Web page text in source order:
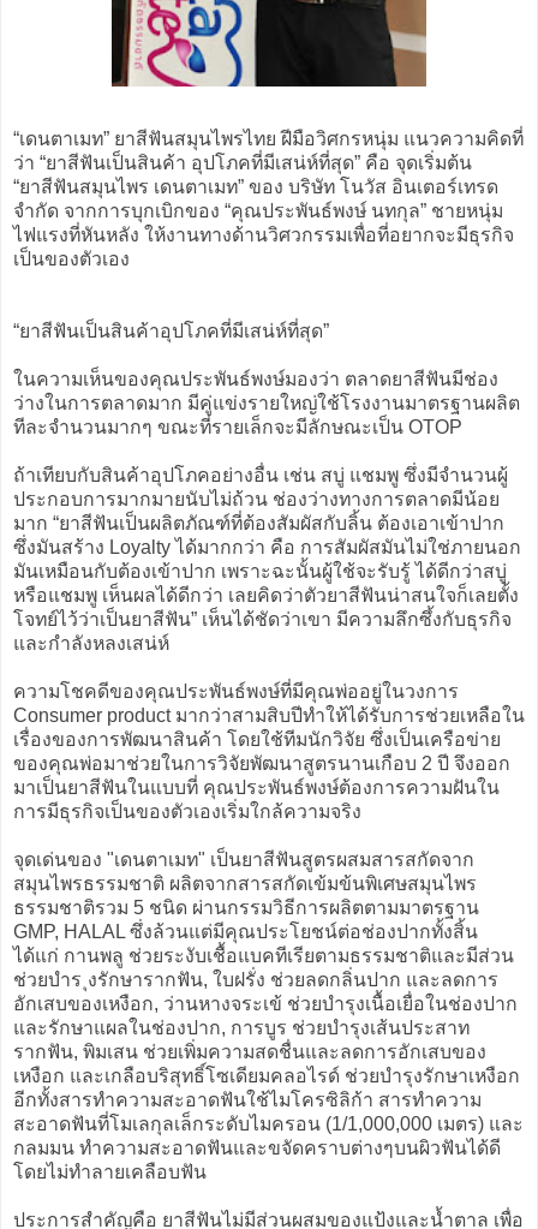
“เดนตาเมท” ยาสีฟันสมุนไพรไทย ฝีมือวิศกรหนุ่ม แนวความคิดที่
ว่า “ยาสีฟันเป็นสินค้า อุปโภคที่มีเสน่ห์ที่สุด” คือ จุดเริ่มต้น
“ยาสีฟันสมุนไพร เดนตาเมท” ของ บริษัท โนวัส อินเตอร์เทรด
จำกัด จากการบุกเบิกของ “คุณประพันธ์พงษ์ นทกุล” ชายหนุ่ม
ไฟแรงที่หันหลัง ให้งานทางด้านวิศวกรรมเพื่อที่อยากจะมีธุรกิจ
เป็นของตัวเอง
“ยาสีฟันเป็นสินค้าอุปโภคที่มีเสน่ห์ที่สุด”
ในความเห็นของคุณประพันธ์พงษ์มองว่า ตลาดยาสีฟันมีช่อง
ว่างในการตลาดมาก มีคู่แข่งรายใหญ่ใช้โรงงานมาตรฐานผลิต
ทีละจำนวนมากๆ ขณะที่รายเล็กจะมีลักษณะเป็น OTOP
ถ้าเทียบกับสินค้าอุปโภคอย่างอื่น เช่น สบู่ แชมพู ซึ่งมีจำนวนผู้
ประกอบการมากมายนับไม่ถ้วน ช่องว่างทางการตลาดมีน้อย
มาก “ยาสีฟันเป็นผลิตภัณฑ์ที่ต้องสัมผัสกับลิ้น ต้องเอาเข้าปาก
ซึ่งมันสร้าง Loyalty ได้มากกว่า คือ การสัมผัสมันไม่ใช่ภายนอก
มันเหมือนกับต้องเข้าปาก เพราะฉะนั้นผู้ใช้จะรับรู้ ได้ดีกว่าสบู่
หรือแชมพู เห็นผลได้ดีกว่า เลยคิดว่าตัวยาสีฟันน่าสนใจก็เลยตั้ง
โจทย์ไว้ว่าเป็นยาสีฟัน” เห็นได้ชัดว่าเขา มีความลึกซึ้งกับธุรกิจ
และกำลังหลงเสน่ห์
ความโชคดีของคุณประพันธ์พงษ์ที่มีคุณพ่ออยู่ในวงการ
Consumer product มากว่าสามสิบปีทำให้ได้รับการช่วยเหลือใน
เรื่องของการพัฒนาสินค้า โดยใช้ทีมนักวิจัย ซึ่งเป็นเครือข่าย
ของคุณพ่อมาช่วยในการวิจัยพัฒนาสูตรนานเกือบ 2 ปี จึงออก
มาเป็นยาสีฟันในแบบที่ คุณประพันธ์พงษ์ต้องการความฝันใน
การมีธุรกิจเป็นของตัวเองเริ่มใกล้ความจริง
จุดเด่นของ "เดนตาเมท" เป็นยาสีฟันสูตรผสมสารสกัดจาก
สมุนไพรธรรมชาติ ผลิตจากสารสกัดเข้มข้นพิเศษสมุนไพร
ธรรมชาติรวม 5 ชนิด ผ่านกรรมวิธีการผลิตตามมาตรฐาน
GMP, HALAL ซึ่งล้วนแต่มีคุณประโยชน์ต่อช่องปากทั้งสิ้น
ได้แก่ กานพลู ช่วยระงับเชื้อแบคทีเรียตามธรรมชาติและมีส่วน
ช่วยบำร ุงรักษารากฟัน, ใบฝรั่ง ช่วยลดกลิ่นปาก และลดการ
อักเสบของเหงือก, ว่านหางจระเข้ ช่วยบำรุงเนื้อเยื่อในช่องปาก
และรักษาแผลในช่องปาก, การบูร ช่วยบำรุงเส้นประสาท
รากฟัน, พิมเสน ช่วยเพิ่มความสดชื่นและลดการอักเสบของ
เหงือก และเกลือบริสุทธิ์โซเดียมคลอไรด์ ช่วยบำรุงรักษาเหงือก
อีกทั้งสารทำความสะอาดฟันใช้ไมโครซิลิก้า สารทำความ
สะอาดฟันที่โมเลกุลเล็กระดับไมครอน (1/1,000,000 เมตร) และ
กลมมน ทำความสะอาดฟันและขจัดคราบต่างๆบนผิวฟันได้ดี
โดยไม่ทำลายเคลือบฟัน
ประการสำคัญคือ ยาสีฟันไม่มีส่วนผสมของแป้งและน้ำตาล เพื่อ